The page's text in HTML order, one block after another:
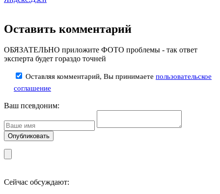
Оставить комментарий
ОБЯЗАТЕЛЬНО приложите ФОТО проблемы - так ответ
эксперта будет гораздо точней
Оставляя комментарий, Вы принимаете пользовательское
соглашение
Ваш псевдоним:
Сейчас обсуждают: